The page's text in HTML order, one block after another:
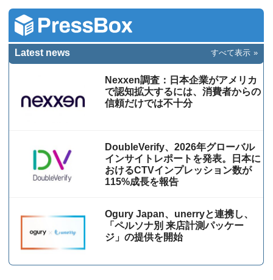
Latest news すべて表示
Nexxen調査：日本企業がアメリカ
で認知拡大するには、消費者からの
信頼だけでは不十分
DoubleVerify、2026年グローバル
インサイトレポートを発表。日本に
おけるCTVインプレッション数が
115%成⻑を報告
Ogury Japan、unerryと連携し、
「ペルソナ別 来店計測パッケー
ジ」の提供を開始